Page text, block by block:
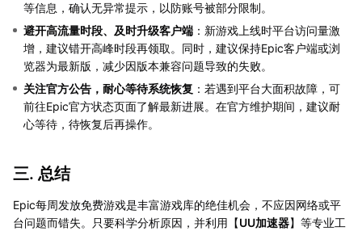
等信息，确认无异常提示，以防账号被部分限制。
避开高流量时段、及时升级客户端 ：新游戏上线时平台访问量激
增，建议错开高峰时段再领取。同时，建议保持Epic客户端或浏
览器为最新版，减少因版本兼容问题导致的失败。
关注官方公告，耐心等待系统恢复 ：若遇到平台大面积故障，可
前往Epic官方状态页面了解最新进展。在官方维护期间，建议耐
心等待，待恢复后再操作。
三. 总结
Epic每周发放免费游戏是丰富游戏库的绝佳机会，不应因网络或平
台问题而错失。只要科学分析原因，并利用【UU加速器】等专业工